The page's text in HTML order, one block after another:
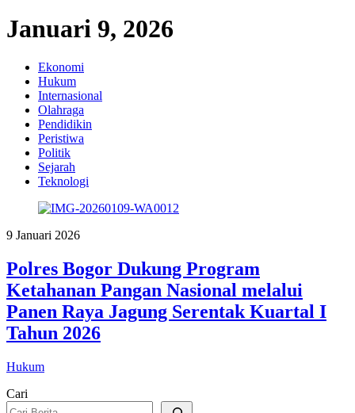
Januari 9, 2026
Ekonomi
Hukum
Internasional
Olahraga
Pendidikin
Peristiwa
Politik
Sejarah
Teknologi
9 Januari 2026
Polres Bogor Dukung Program
Ketahanan Pangan Nasional melalui
Panen Raya Jagung Serentak Kuartal I
Tahun 2026
Hukum
Cari